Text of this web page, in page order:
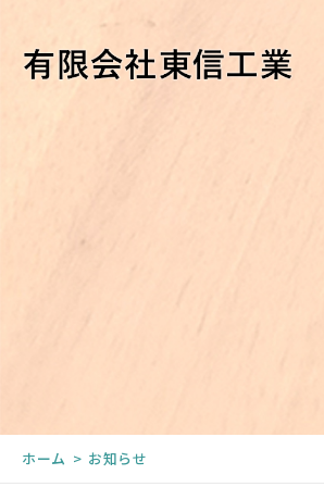
ホーム お知らせ